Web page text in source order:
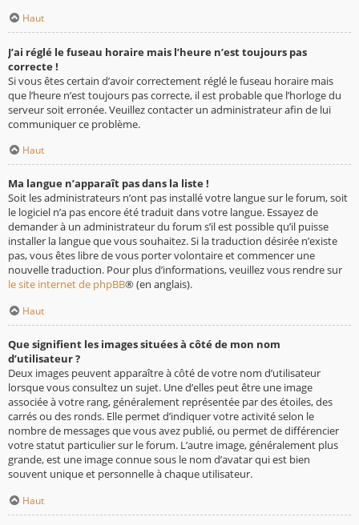
Haut
J’ai réglé le fuseau horaire mais l’heure n’est toujours pas
correcte !
Si vous êtes certain d’avoir correctement réglé le fuseau horaire mais
que l’heure n’est toujours pas correcte, il est probable que l’horloge du
serveur soit erronée. Veuillez contacter un administrateur afin de lui
communiquer ce problème.
Haut
Ma langue n’apparaît pas dans la liste !
Soit les administrateurs n’ont pas installé votre langue sur le forum, soit
le logiciel n’a pas encore été traduit dans votre langue. Essayez de
demander à un administrateur du forum s’il est possible qu’il puisse
installer la langue que vous souhaitez. Si la traduction désirée n’existe
pas, vous êtes libre de vous porter volontaire et commencer une
nouvelle traduction. Pour plus d’informations, veuillez vous rendre sur
le site internet de phpBB® (en anglais).
Haut
Que signifient les images situées à côté de mon nom
d’utilisateur ?
Deux images peuvent apparaître à côté de votre nom d’utilisateur
lorsque vous consultez un sujet. Une d’elles peut être une image
associée à votre rang, généralement représentée par des étoiles, des
carrés ou des ronds. Elle permet d’indiquer votre activité selon le
nombre de messages que vous avez publié, ou permet de différencier
votre statut particulier sur le forum. L’autre image, généralement plus
grande, est une image connue sous le nom d’avatar qui est bien
souvent unique et personnelle à chaque utilisateur.
Haut